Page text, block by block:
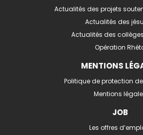
Actualités des projets
Actualités des
Actualités des
Opération
MENTIONS
Politique de protection
Mentions
JOB
Les offres